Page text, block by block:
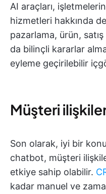
AI araçları,
hizmetleri hakkında
pazarlama, ürün,
da bilinçli kararlar
eyleme geçirilebilir
Müşteri
Son olarak, iyi bir
chatbot, müşteri
etkiye sahip olabilir.
kadar manuel ve